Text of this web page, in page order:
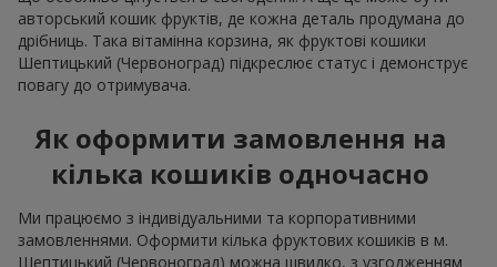
авторський кошик фруктів, де кожна деталь продумана до
дрібниць. Така вітамінна корзина, як фруктові кошики
Шептицький (Червоноград) підкреслює статус і демонструє
повагу до отримувача.
Як оформити замовлення на
кілька кошиків одночасно
Ми працюємо з індивідуальними та корпоративними
замовленнями. Оформити кілька фруктових кошиків в м.
Шептицький (Червоноград) можна швидко, з узгодженням